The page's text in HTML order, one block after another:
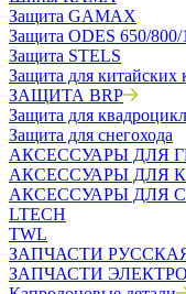
Защита GAMAX
Защита ODES 650/800/
Защита STELS
Защита для китайских
ЗАЩИТА BRP
Защита для
Защита для снегохода
АКСЕССУАРЫ ДЛЯ
АКСЕССУАРЫ ДЛЯ
АКСЕССУАРЫ ДЛЯ
LTECH
TWL
ЗАПЧАСТИ
ЗАПЧАСТИ